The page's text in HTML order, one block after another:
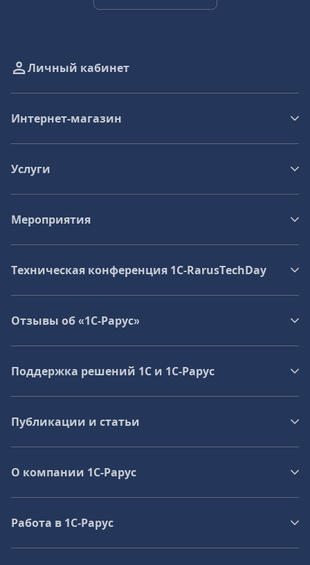
Личный кабинет
Интернет-магазин
Услуги
Мероприятия
Техническая конференция 1C‑RarusTechDay
Отзывы об «1С-Рарус»
Поддержка решений 1С и 1С‑Рарус
Публикации и статьи
О компании 1C-Рарус
Работа в 1С‑Рарус